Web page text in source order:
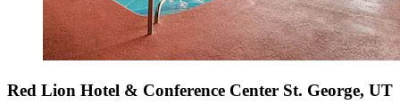
Red Lion Hotel & Conference Center St. George, UT